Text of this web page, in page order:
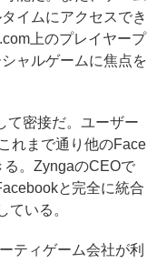
イムにアクセスでき
上のプレイヤープ
ャルゲームに焦点を
密接だ。ユーザー
れまで通り他のFace
。ZyngaのCEOで
と完全に統合
ている。
ティゲーム会社が利